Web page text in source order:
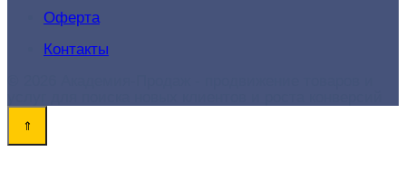
Оферта
Контакты